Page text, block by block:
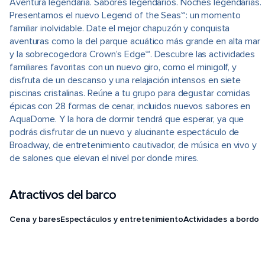
Aventura legendaria. Sabores legendarios. Noches legendarias.
Presentamos el nuevo Legend of the Seas℠: un momento
familiar inolvidable. Date el mejor chapuzón y conquista
aventuras como la del parque acuático más grande en alta mar
y la sobrecogedora Crown’s Edge℠. Descubre las actividades
familiares favoritas con un nuevo giro, como el minigolf, y
disfruta de un descanso y una relajación intensos en siete
piscinas cristalinas. Reúne a tu grupo para degustar comidas
épicas con 28 formas de cenar, incluidos nuevos sabores en
AquaDome. Y la hora de dormir tendrá que esperar, ya que
podrás disfrutar de un nuevo y alucinante espectáculo de
Broadway, de entretenimiento cautivador, de música en vivo y
de salones que elevan el nivel por donde mires.
Atractivos del barco
Cena y baresEspectáculos y entretenimientoActividades a bordo